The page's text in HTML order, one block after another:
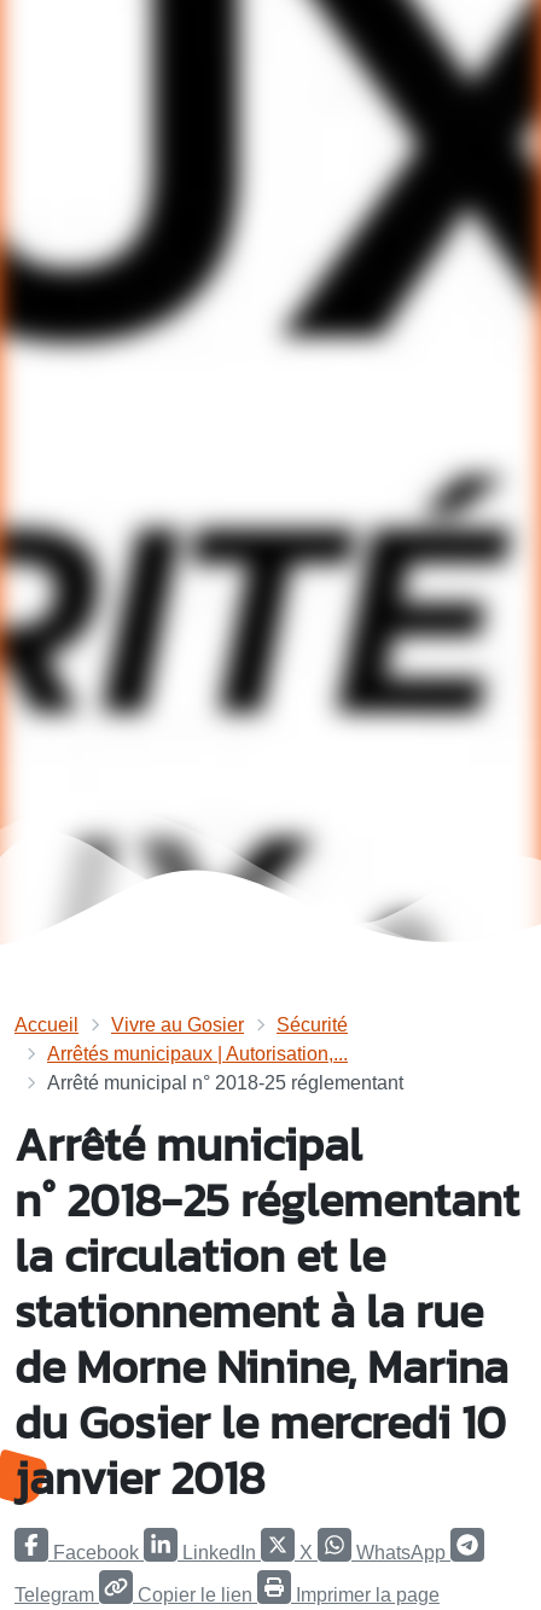
Accueil Vivre au Gosier
Sécurité
Arrêtés municipaux | Autorisation,...
Arrêté municipal n° 2018-25 réglementant
Arrêté municipal
n° 2018-25 réglementant
la circulation et le
stationnement à la rue
de Morne Ninine, Marina
du Gosier le mercredi 10
janvier 2018
Facebook LinkedIn X WhatsApp
Telegram Copier le lien Imprimer la page